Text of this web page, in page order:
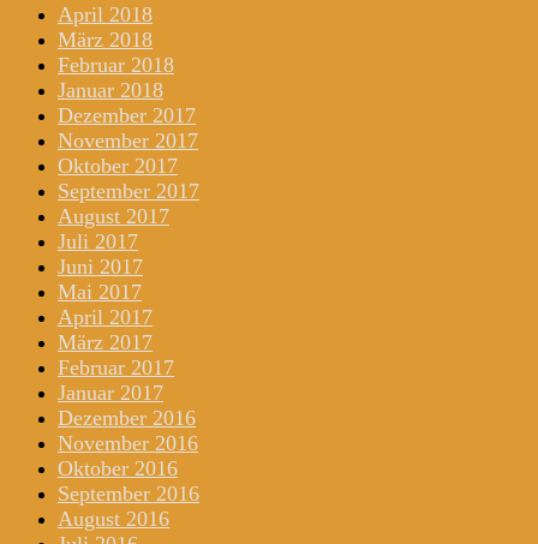
April 2018
März 2018
Februar 2018
Januar 2018
Dezember 2017
November 2017
Oktober 2017
September 2017
August 2017
Juli 2017
Juni 2017
Mai 2017
April 2017
März 2017
Februar 2017
Januar 2017
Dezember 2016
November 2016
Oktober 2016
September 2016
August 2016